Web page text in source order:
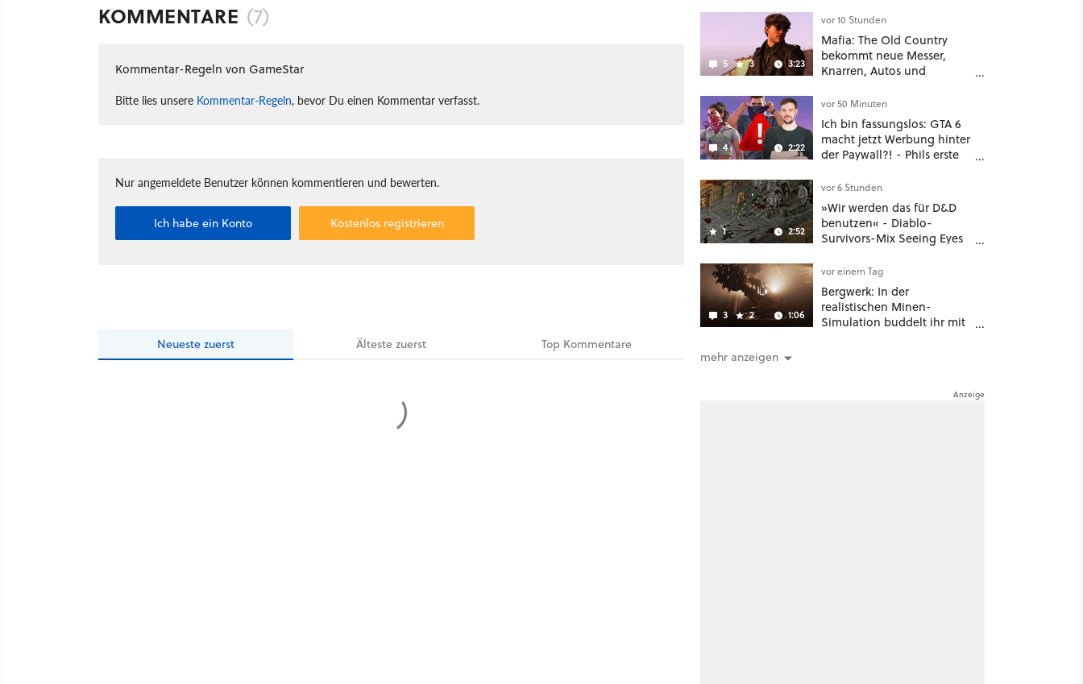
KOMMENTARE (7)
Kommentar-Regeln von GameStar
Bitte lies unsere Kommentar-Regeln, bevor Du einen Kommentar verfasst.
Nur angemeldete Benutzer können kommentieren und bewerten.
Ich habe ein Konto Kostenlos registrieren
Neueste zuerst Ältestezuerst Top Kommentare
5 3 3:23
vor 10 Stunden
Mafia: The Old Country
bekommt neue Messer,
Knarren, Autos und
hat mehr dabei als nur
Story
4 2:22
vor 50 Minuten
Ich bin fassungslos: GTA 6
macht jetzt Werbung hinter
der Paywall?! - Phils erste
Deal
1 2:52
vor 6 Stunden
»Wir werden das für D&D
benutzen« - Diablo-
Survivors-Mix Seeing Eyes
nützliches Map-Tool
3 2 1:06
vor einem Tag
Bergwerk: In der
realistischen Minen-
Simulation buddelt ihr mit
mehr anzeigen